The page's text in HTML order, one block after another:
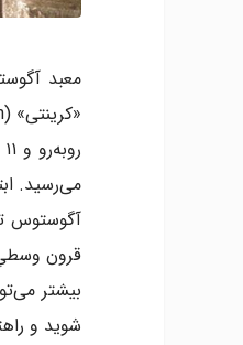
معبد
می‌رسید.
آگوستوس
قرون
بیشتر